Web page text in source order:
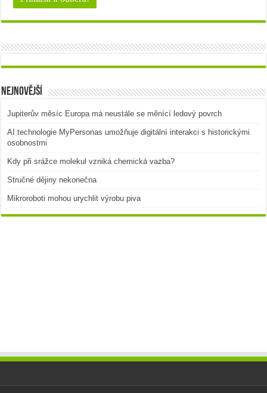
Nejnovější
Jupiterův měsíc Europa má neustále se měnící ledový povrch
AI technologie MyPersonas umožňuje digitální interakci s historickými
osobnostmi
Kdy při srážce molekul vzniká chemická vazba?
Stručné dějiny nekonečna
Mikroroboti mohou urychlit výrobu piva